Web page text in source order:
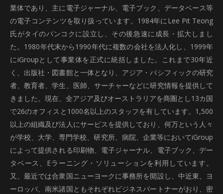
業体であり、主に電子ジャーナル、電子ブック、データベース等
の電子コンテンツを取り扱っています。1984年にLee Pit Teong
氏がタイのバンコクに設立し、その後急速に成長・拡大しまし
た。1980年代末から1990年代に複数の会社を法人化し、1999年
にiGroupとして事業体を正式に統括しました。これまで30年近
く、出版社・図書館と一体となり、アジア・パシフィックの研究
者、教育者、学生、医師、サーチャーなどに研究情報を提供して
きました。現在、全アジア及びオーストラリアを商圏とし13カ国
で26のオフィスと1000名以上のスタッフを有しています。1,500
以上の組織及び法人にサービスを提供しており、何万という人々
が学校、大学、専門学校、研究所、病院、企業等においてiGroup
によって提供される印刷物、電子ジャーナル、電子ブック、デー
タベース、Eラーニング・ソリューションを利用しています。
又、最近では合衆国ニューヨークに事務所を開設し、中近東、ヨ
ーロッパ、南米諸国ともそれぞれビジネスパートナーがおり、密